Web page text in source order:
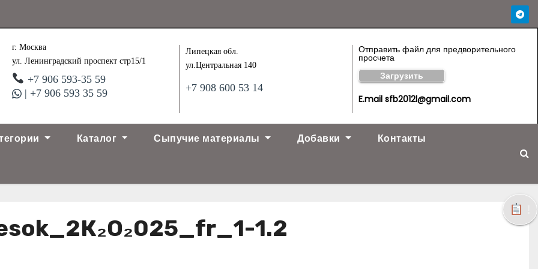
г. Москва
ул. Ленинградский проспект стр15/1
+7 906 593-35 59
| +7 906 593 35 59
Липецкая обл.
ул.Центральная 140
+7 908 600 53 14
Отправить файл для предворительного
просчета
Загрузить
E.mail sfb2012l@gmail.com
Каталог Сыпучие материалы Добавки Контакты
1.2